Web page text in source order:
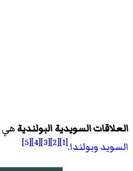
العلاقات السويدية البولنديةهي
السويدوبولندا.
[1]
[2]
[3]
[4]
[5]